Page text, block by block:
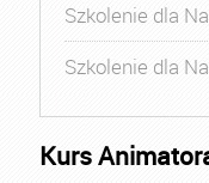
Szkolenie dla
Szkolenie dla
Kurs